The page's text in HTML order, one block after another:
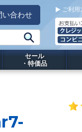
い合わせ
ご利用
セール
・特価品